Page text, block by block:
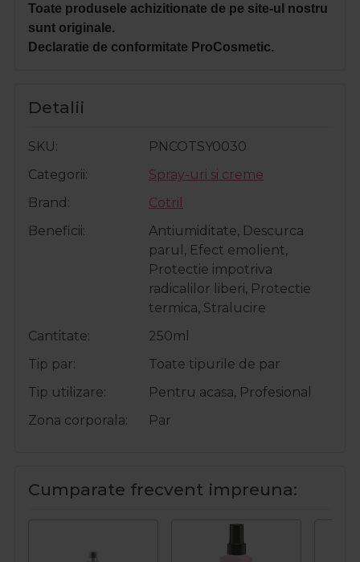
Toate produsele achizitionate de pe site-ul nostru
sunt originale.
Declaratie de conformitate ProCosmetic.
Detalii
SKU
PNCOTSY0030
Categorii
Spray-uri si creme
Brand
Cotril
Beneficii
Antiumiditate, Descurca
parul, Efect emolient,
Protectie impotriva
radicalilor liberi, Protectie
termica, Stralucire
Cantitate
250ml
Tip par
Toate tipurile de par
Tip utilizare
Pentru acasa, Profesional
Zona corporala
Par
Cumparate frecvent impreuna: